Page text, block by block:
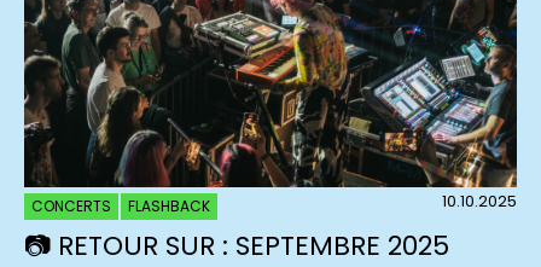
CONCERTS FLASHBACK 10.10.2025
📷 RETOUR SUR : SEPTEMBRE 2025